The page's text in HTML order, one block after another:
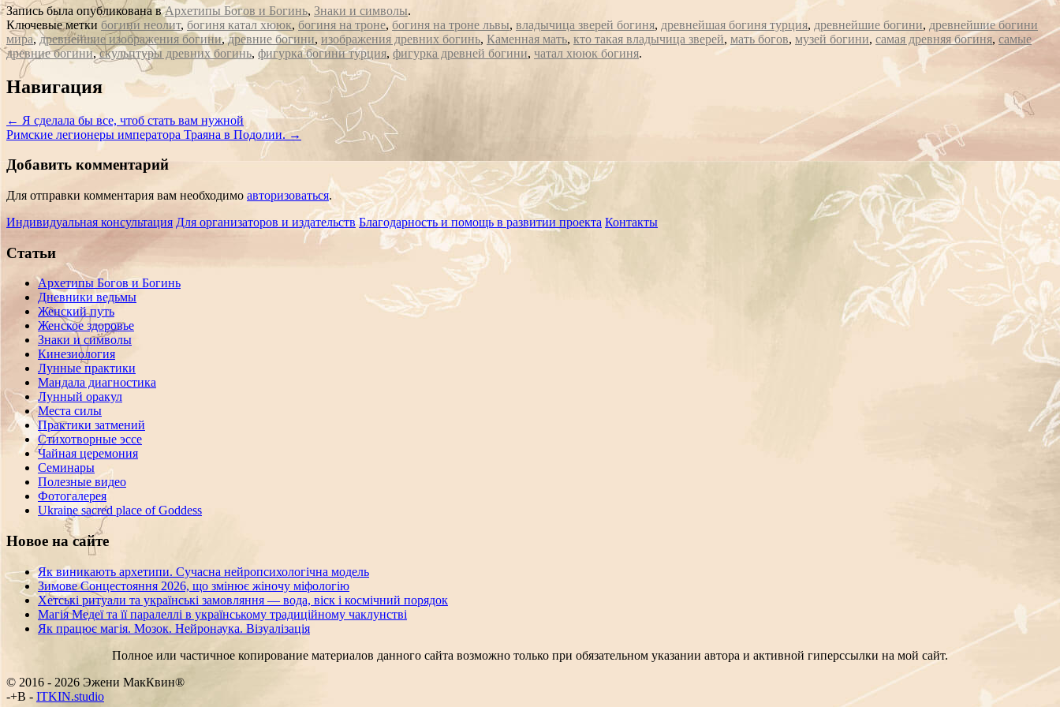
Запись была опубликована вАрхетипы Богов и Богинь, Знаки и символы.
Ключевые метки богини неолит, богиня катал хююк, богиня на троне, богиня на троне львы, владычица зверей богиня, древнейшая богиня турция, древнейшие богини, древнейшие богини
мира,древнейшие изображения богини,древние богини, изображения древних богинь, Каменная мать, кто такая владычица зверей, мать богов, музей богини, самая древняя богиня, самые
древние богини,скульптуры древних богинь, фигурка богини турция, фигурка древней богини, чатал хююк богиня.
Сообщение
навигации
Навигация
← Я сделала бы все, чтоб стать вам нужной
Римские легионеры императора Траяна в Подолии.→
Добавить комментарий
Для отправки комментария вам необходимо авторизоваться.
Индивидуальная консультация Для организаторов и издательств Благодарность и помощь в развитии проекта Контакты
Статьи
Архетипы Богов и Богинь
Дневники ведьмы
Женский путь
Женское здоровье
Знаки и символы
Кинезиология
Лунные практики
Мандала диагностика
Лунный оракул
Места силы
Практики затмений
Стихотворные эссе
Чайная церемония
Семинары
Полезные видео
Фотогалерея
Ukraine sacred place of Goddess
Новое на сайте
Як виникають архетипи. Сучасна нейропсихологічна модель
Зимове Сонцестояння 2026, що змінює жіночу міфологію
Хетські ритуали та українські замовляння — вода, віск і космічний порядок
Магія Медеї та її паралеллі в українському традиційному чаклунстві
Як працює магія. Мозок. Нейронаука. Візуалізація
Полное или частичное копирование материалов данного сайта возможно только при обязательном указании автора и активной гиперссылки на мой сайт.
© 2016 - 2026 Эжени МакКвин®
SEO-ITKIN.studio